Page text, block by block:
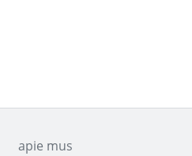
apie mus